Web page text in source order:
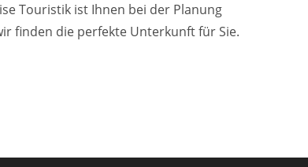
Touristik ist Ihnen bei der Planung
finden die perfekte Unterkunft für Sie.